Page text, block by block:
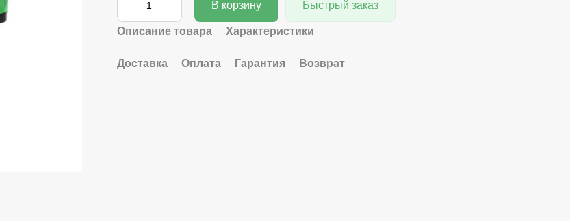
В корзину Быстрый заказ
Описание товара Характеристики
Доставка Оплата Гарантия Возврат